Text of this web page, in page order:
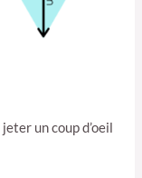
un coup d’oeil